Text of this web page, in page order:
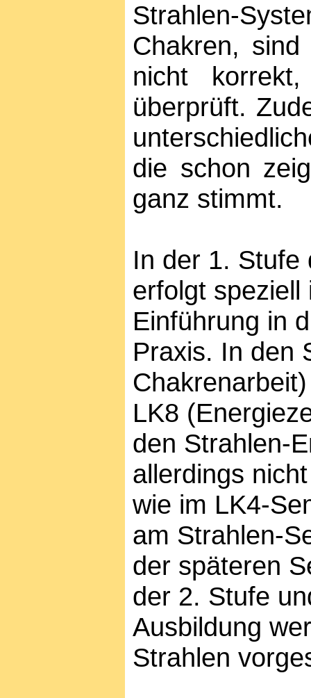
Strahlen-
Chakren,
nicht
überprüft.
die schon
ganz stimmt.
In der 1. Stufe
erfolgt speziell
Einführung in
Praxis. In den
LK8
den Strahlen-
allerdings
wie im LK4-
am Strahlen-
der späteren
der 2. Stufe
Ausbildung
Strahlen